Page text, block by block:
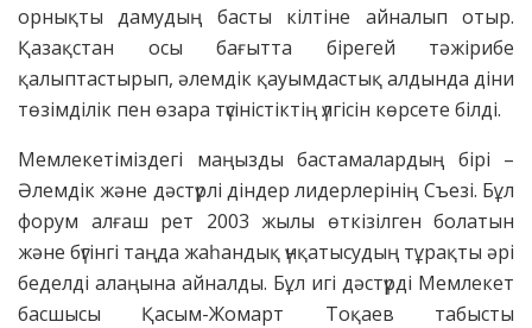
орнықты дамудың басты кілтіне айналып отыр.
Қазақстан осы бағытта бірегей тәжірибе
қалыптастырып, әлемдік қауымдастық алдында діни
төзімділік пен өзара түсіністіктің үлгісін көрсете білді.
Мемлекетіміздегі маңызды бастамалардың бірі –
Әлемдік және дәстүрлі діндер лидерлерінің Съезі. Бұл
форум алғаш рет 2003 жылы өткізілген болатын
және бүгінгі таңда жаһандық үнқатысудың тұрақты әрі
беделді алаңына айналды. Бұл игі дәстүрді Мемлекет
басшысы Қасым-Жомарт Тоқаев табысты